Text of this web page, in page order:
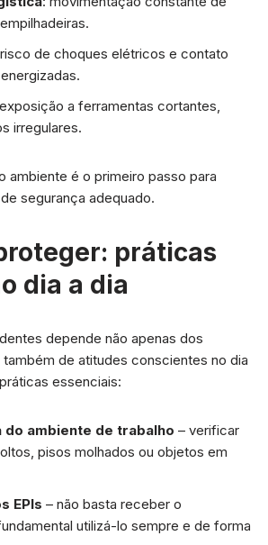
de choques elétricos e contato
a ferramentas cortantes,
irregulares.
ambiente é o primeiro passo para
segurança adequado.
práticas
dia a dia
depende não apenas dos
de atitudes conscientes no dia
essenciais:
do ambiente de trabalho – verificar
pisos molhados ou objetos em
EPIs – não basta receber o
utilizá-lo sempre e de forma